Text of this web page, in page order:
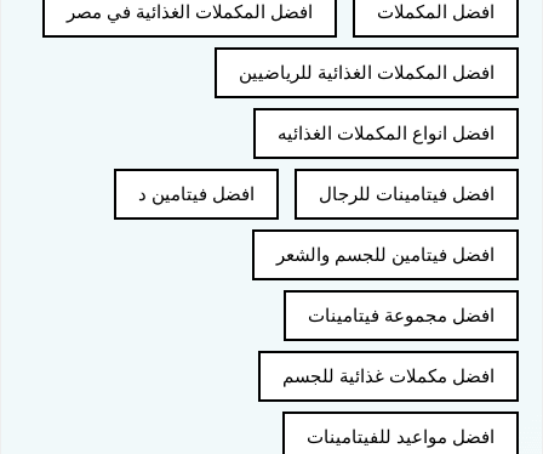
افضل المكملات افضل المكملات الغذائية في مصر
افضل المكملات الغذائية للرياضيين
افضل انواع المكملات الغذائيه
افضل فيتامينات للرجال افضل فيتامين د
افضل فيتامين للجسم والشعر
افضل مجموعة فيتامينات
افضل مكملات غذائية للجسم
افضل مواعيد للفيتامينات